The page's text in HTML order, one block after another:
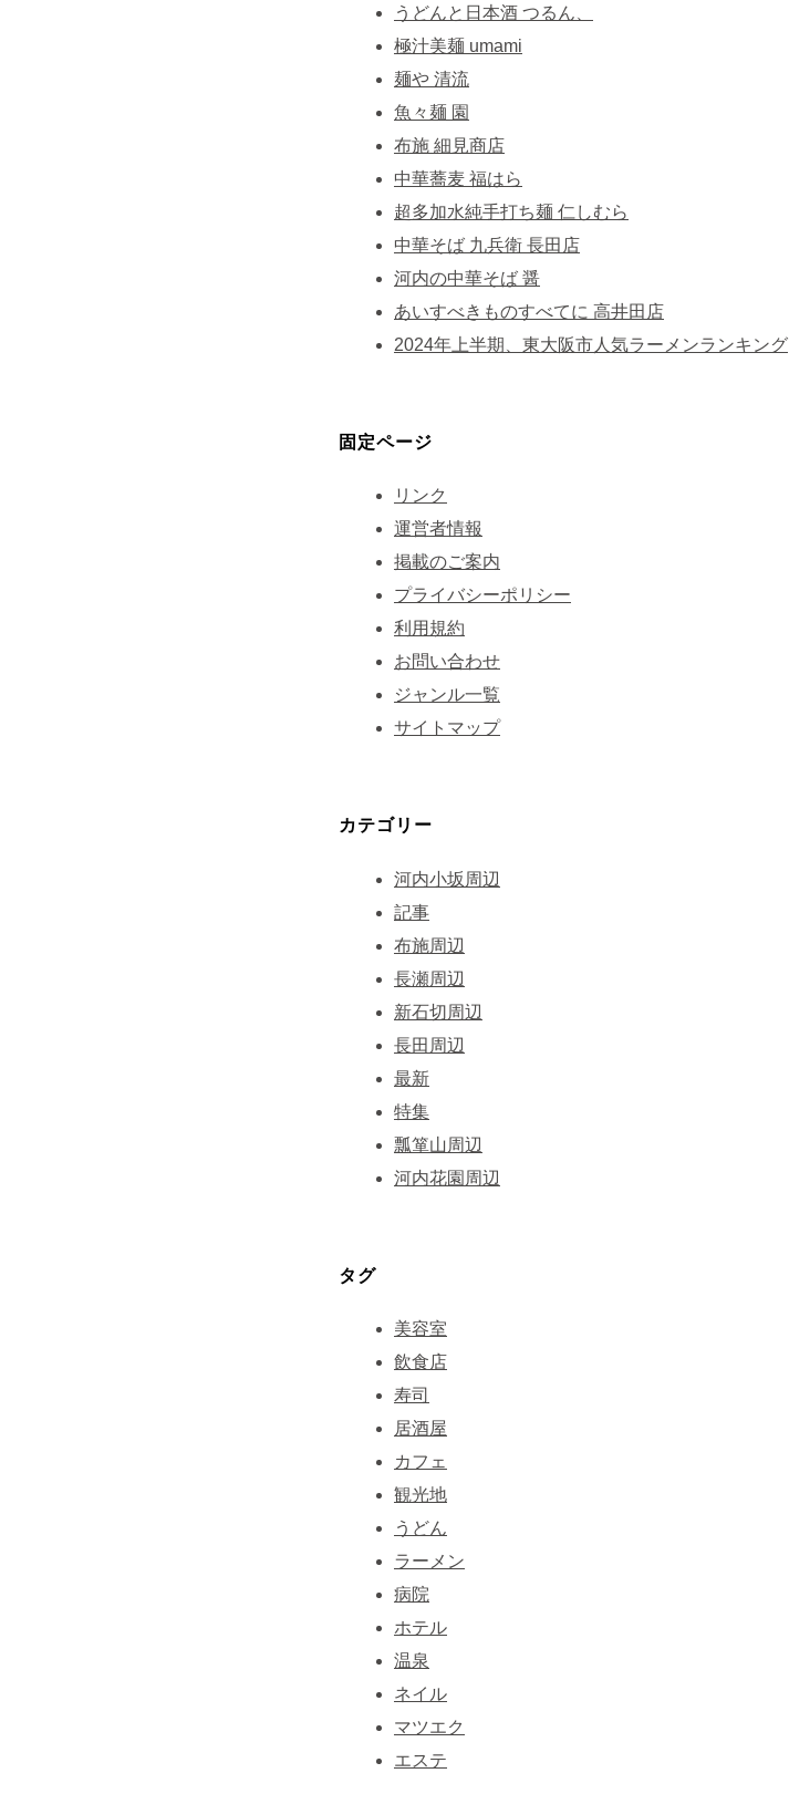
うどんと日本酒 つるん、
極汁美麺 umami
麺や 清流
魚々麺 園
布施 細見商店
中華蕎麦 福はら
超多加水純手打ち麺 仁しむら
中華そば 九兵衛 長田店
河内の中華そば 醤
あいすべきものすべてに 高井田店
2024年上半期、東大阪市人気ラーメンランキング
固定ページ
リンク
運営者情報
掲載のご案内
プライバシーポリシー
利用規約
お問い合わせ
ジャンル一覧
サイトマップ
カテゴリー
河内小坂周辺
記事
布施周辺
長瀬周辺
新石切周辺
長田周辺
最新
特集
瓢箪山周辺
河内花園周辺
タグ
美容室
飲食店
寿司
居酒屋
カフェ
観光地
うどん
ラーメン
病院
ホテル
温泉
ネイル
マツエク
エステ